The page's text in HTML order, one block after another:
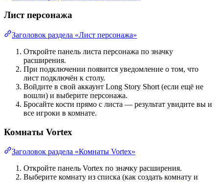
Лист персонажа
Заголовок раздела «Лист персонажа»
Откройте панель листа персонажа по значку
расширения.
При подключении появится уведомление о том, что
лист подключён к столу.
Войдите в свой аккаунт Long Story Short (если ещё не
вошли) и выберите персонажа.
Бросайте кости прямо с листа — результат увидите вы и
все игроки в комнате.
Комнаты Vortex
Заголовок раздела «Комнаты Vortex»
Откройте панель Vortex по значку расширения.
Выберите комнату из списка (как создать комнату и